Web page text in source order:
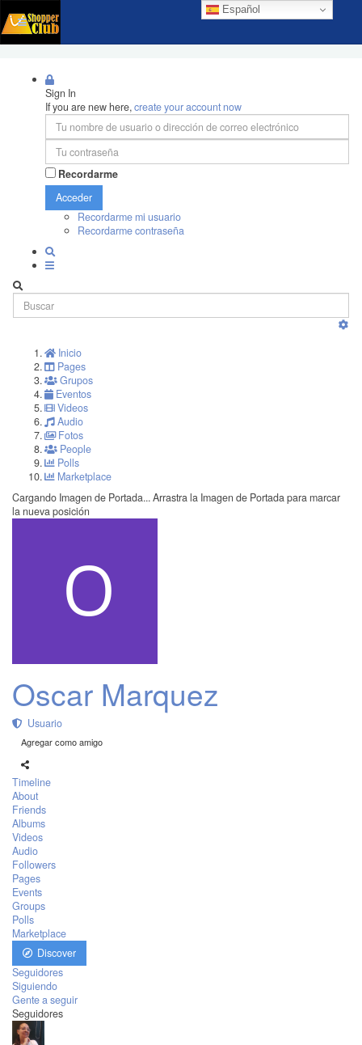
Español
Sign In
If you are new here,create your account now
Recordarme
Acceder
Recordarme mi usuario
Recordarme contraseña
Inicio
Pages
Grupos
Eventos
Videos
Audio
Fotos
People
Polls
Marketplace
Cargando Imagen de Portada... Arrastra la Imagen de Portada para marcar
la nueva posición
Oscar Marquez
Usuario
Agregar como amigo
Timeline
About
Friends
Albums
Videos
Audio
Followers
Pages
Events
Groups
Polls
Marketplace
Discover
Seguidores
Siguiendo
Gente a seguir
Seguidores